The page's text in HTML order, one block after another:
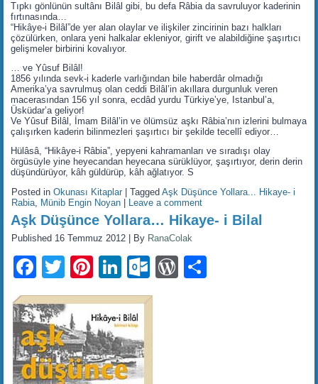
Tıpkı gönlünün sultânı Bilâl gibi, bu defa Râbia da savruluyor kaderinin
fırtınasında…
“Hikâye-i Bilâl”de yer alan olaylar ve ilişkiler zincirinin bazı halkları
çözülürken, onlara yeni halkalar ekleniyor, girift ve alabildiğine şaşırtıcı
gelişmeler birbirini kovalıyor.
… ve Yûsuf Bilâl!
1856 yılında sevk-i kaderle varlığından bile haberdâr olmadığı
Amerika’ya savrulmuş olan ceddi Bilâl’in akıllara durgunluk veren
macerasından 156 yıl sonra, ecdâd yurdu Türkiye’ye, Istanbul’a,
Üsküdar’a geliyor!
Ve Yûsuf Bilâl, İmam Bilâl’in ve ölümsüz aşkı Râbia’nın izlerini bulmaya
çalışırken kaderin bilinmezleri şaşırtıcı bir şekilde tecellî ediyor…
Hülâsâ, “Hikâye-i Râbia”, yepyeni kahramanları ve sıradışı olay
örgüsüyle yine heyecandan heyecana sürüklüyor, şaşırtıyor, derin derin
düşündürüyor, kâh güldürüp, kâh ağlatıyor. S
Posted in Okunası Kitaplar |Tagged Aşk Düşünce Yollara... Hikaye- i
Rabia, Münib Engin Noyan Leave a comment
Aşk Düşünce Yollara… Hikaye- i Bilal
Published 16 Temmuz 2012 By RanaColak
Facebook
TwitterPinterest
LinkedIn
Outlook.com
WordPress